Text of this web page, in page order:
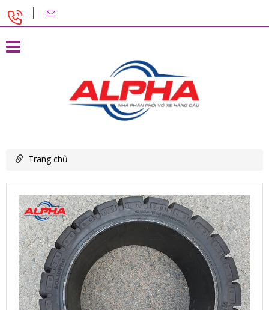
Trang chủ